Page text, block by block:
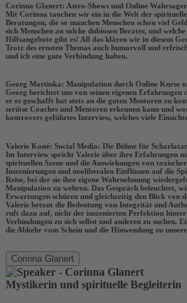
Corinna Glanert: Astro-Shows und Online Wahrsager
Mit Corinna tauchen wir ein in die Welt der
Beratungen, die so manchen Menschen schon viel
sich Menschen an solche dubiosen Berater, und
Hilfsangebote gibt es! All das klären wir in diesem
Trotz des ernsten Themas auch humorvoll und
und ich eine gute Verbindung haben.
Georg Martinka: Manipulation durch Online Kurse
Georg berichtet uns von seinen eigenen Erfahrungen
er es geschafft hat stets an die guten Mentoren zu
seriöse Coaches und Mentoren erkennen kann und
kontrovers geführtes Interview, welches viele
Valerie Koné: Social Media: Die Bühne für
Im Interview spricht Valerie über ihre Erfahrungen
spirituellen Szene und die Auswirkungen von
Inszenierungen und neoliberalen Einflüssen auf die
Reise, bei der sie ihre eigene Wahrnehmung
Manipulation zu wehren. Das Gespräch beleuchtet,
Erwartungen schüren und gleichzeitig den Blick von
Valerie betont die Bedeutung von Integrität und
ruft dazu auf, nicht der inszenierten Perfektion
Verbindungen zu sich selbst und anderen zu suchen.
die Abkehr vom Schein und die Hinwendung zu
Corinna Glanert
Mystikerin und spirituelle Begleiterin